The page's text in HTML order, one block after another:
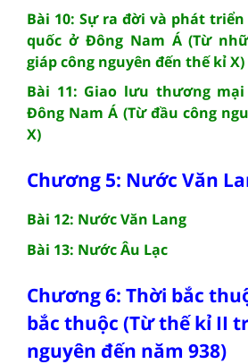
Bài 10: Sự ra đời và phát
quốc ở Đông Nam Á (Từ
giáp công nguyên đến thế kỉ X)
Bài 11: Giao lưu thương
Đông Nam Á (Từ đầu công
X)
Chương 5: Nước Văn
Bài 12: Nước Văn Lang
Bài 13: Nước Âu Lạc
Chương 6: Thời bắc
bắc thuộc (Từ thế kỉ II
nguyên đến năm 938)